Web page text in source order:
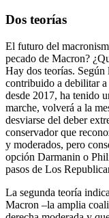
Dos teorías
El futuro del
pecado de Macron?
Hay dos teorías.
contribuido a debilitar
desde 2017, ha tenido
marche, volverá a la
desviarse del deber
conservador que
y moderados, pero
opción Darmanin o
pasos de Los
La segunda teoría
Macron –la amplia